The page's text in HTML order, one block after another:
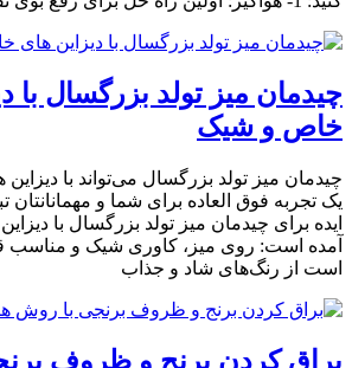
چیدمان میز تولد بزرگسال با
خاص و شیک
چیدمان میز تولد بزرگسال می‌تواند با
یک تجربه فوق العاده برای شما و مهمانانتان
ایده برای چیدمان میز تولد بزرگسال با
آمده است: روی میز، کاوری شیک و مناسب
است از رنگ‌های شاد و جذاب
براق کردن برنج و ظروف